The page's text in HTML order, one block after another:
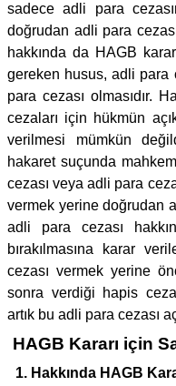
sadece adli para
doğrudan adli para
hakkında da HAGB
gereken husus, adli para
para cezası olmasıdır.
cezaları için hükmün
verilmesi mümkün
hakaret suçunda
cezası veya adli para
vermek yerine doğrudan
adli para cezası
bırakılmasına karar
cezası vermek yerine
sonra verdiği hapis
artık bu adli para cezası
HAGB Kararı için
1. Hakkında HAGB